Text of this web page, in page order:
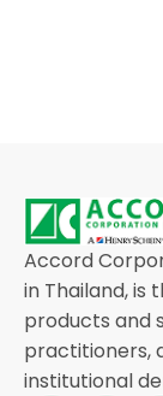
Accord
in Thailand, is
products and
practitioners,
institutional